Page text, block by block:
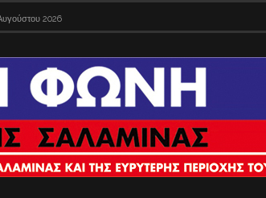
2026